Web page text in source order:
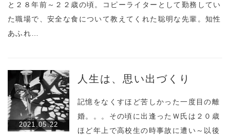
と２８年前～２２歳の頃。コピーライターとして勤務してい
た職場で、安全な食について教えてくれた聡明な先輩。知性
あふれ…
2021.05.22
人生は、思い出づくり
記憶をなくすほど苦しかった一度目の離
婚。。。その頃に出逢ったＷ氏は２０歳
ほど年上で高校生の時事故に遭い～以後